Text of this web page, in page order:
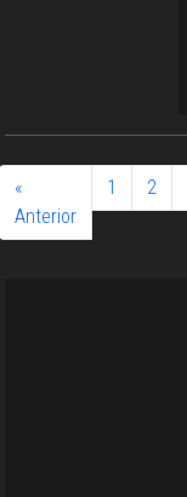
«
Anterior
1 2